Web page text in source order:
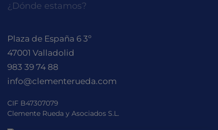
¿Dónde estamos?
Plaza de España 6 3º
47001 Valladolid
983 39 74 88
info@clementerueda.com
CIF B47307079
Clemente Rueda y Asociados S.L.